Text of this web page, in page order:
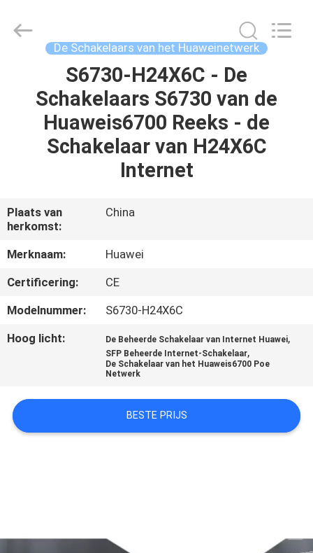
PRODUCTEN
OVER
ONS
FABRIEKSTOCHT
KWALITEITSCONTROLE
MET
ONS
Ltd..
De Schakelaars van het Huaweinetwerk
S6730-H24X6C - De
Schakelaars S6730 van de
Huaweis6700 Reeks - de
Schakelaar van H24X6C
Internet
Plaats van
herkomst:
China
Merknaam:
Huawei
Certificering:
CE
Modelnummer:
S6730-H24X6C
Hoog licht:
De Beheerde Schakelaar van Internet Huawei,
SFP Beheerde Internet-Schakelaar,
De Schakelaar van het Huaweis6700 Poe
Netwerk
BESTE PRIJS